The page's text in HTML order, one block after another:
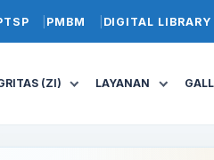
PMBM DIGITAL LIBRARY
(ZI) LAYANAN